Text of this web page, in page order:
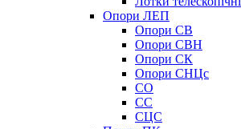
Опори ЛЕП
Опори СВ
Опори СВН
Опори СК
Опори СНЦс
СО
СС
СЦС